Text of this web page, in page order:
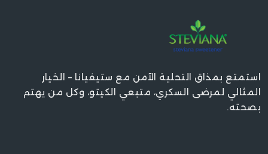
استمتع بمذاق التحلية الآمن مع ستيفيانا – الخيار
المثالي لمرضى السكري، متبعي الكيتو، وكل من يهتم
بصحته.